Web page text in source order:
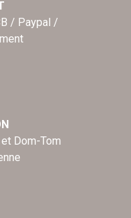
/ Paypal /
Dom-Tom